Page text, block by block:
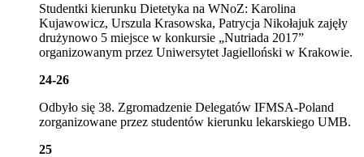
Studentki kierunku Dietetyka na WNoZ: Karolina
Kujawowicz, Urszula Krasowska, Patrycja Nikołajuk zajęły
drużynowo 5 miejsce w konkursie „Nutriada 2017”
organizowanym przez Uniwersytet Jagielloński w Krakowie.
24-26
Odbyło się 38. Zgromadzenie Delegatów IFMSA-Poland
zorganizowane przez studentów kierunku lekarskiego UMB.
25